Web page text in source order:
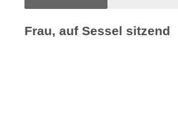
Frau, auf Sessel sitzend